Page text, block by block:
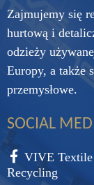
Zajmujemy się
hurtową i
odzieży
Europy, a także
przemysłowe.
SOCIAL
VIVE Textile
Recycling